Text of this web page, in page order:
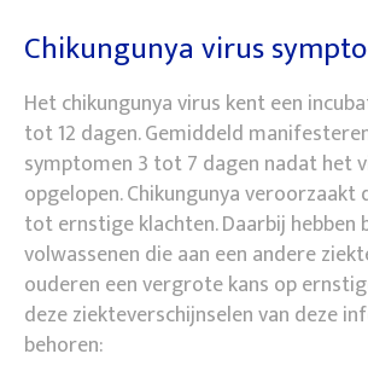
Chikungunya virus
Het chikungunya virus kent een
tot 12 dagen. Gemiddeld
symptomen 3 tot 7 dagen nadat het
opgelopen. Chikungunya
tot ernstige klachten. Daarbij hebben
volwassenen die aan een andere
ouderen een vergrote kans op
deze ziekteverschijnselen van deze
behoren: